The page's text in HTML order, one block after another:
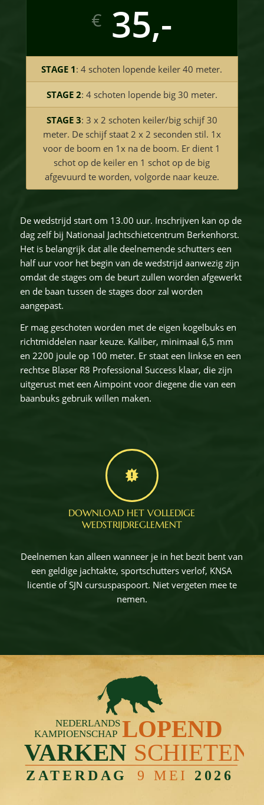
€ 35,-
STAGE 1: 4 schoten lopende keiler 40 meter.
STAGE 2: 4 schoten lopende big 30 meter.
STAGE 3: 3 x 2 schoten keiler/big schijf 30
meter. De schijf staat 2 x 2 seconden stil. 1x
voor de boom en 1x na de boom. Er dient 1
schot op de keiler en 1 schot op de big
afgevuurd te worden, volgorde naar keuze.
De wedstrijd start om 13.00 uur. Inschrijven kan op de
dag zelf bij Nationaal Jachtschietcentrum Berkenhorst.
Het is belangrijk dat alle deelnemende schutters een
half uur voor het begin van de wedstrijd aanwezig zijn
omdat de stages om de beurt zullen worden afgewerkt
en de baan tussen de stages door zal worden
aangepast.
Er mag geschoten worden met de eigen kogelbuks en
richtmiddelen naar keuze. Kaliber, minimaal 6,5 mm
en 2200 joule op 100 meter. Er staat een linkse en een
rechtse Blaser R8 Professional Success klaar, die zijn
uitgerust met een Aimpoint voor diegene die van een
baanbuks gebruik willen maken.
DOWNLOAD HET VOLLEDIGE
WEDSTRIJDREGLEMENT
Deelnemen kan alleen wanneer je in het bezit bent van
een geldige jachtakte, sportschutters verlof, KNSA
licentie of SJN cursuspaspoort. Niet vergeten mee te
nemen.